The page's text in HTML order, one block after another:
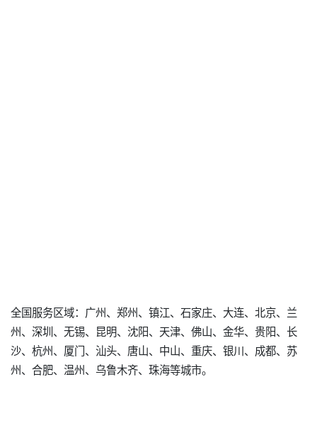
全国服务区域：广州、郑州、镇江、石家庄、大连、北京、兰
州、深圳、无锡、昆明、沈阳、天津、佛山、金华、贵阳、长
沙、杭州、厦门、汕头、唐山、中山、重庆、银川、成都、苏
州、合肥、温州、乌鲁木齐、珠海等城市。